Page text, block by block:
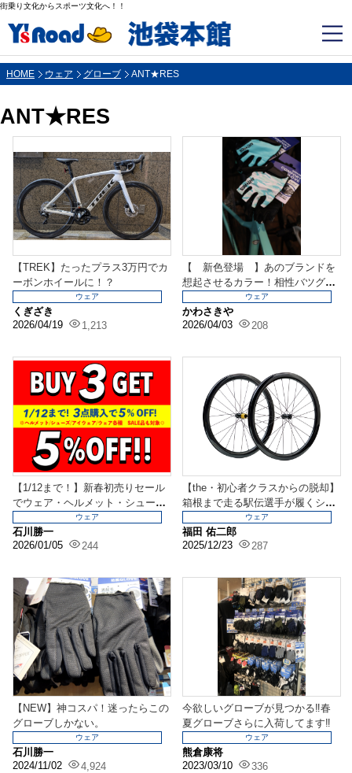
街乗り文化からスポーツ文化へ！！
HOME ウェア グローブ ANT★RES
ANT★RES
【TREK】たったプラス3万円でカ
ーボンホイールに！？
くぎざき
2026/04/19
1,213
ウェア
【 新色登場 】あのブランドを
想起させるカラー！相性バツグン
かわさきや
2026/04/03
208
ウェア
【1/12まで！】新春初売りセール
でウェア・ヘルメット・シューズ
などが超お買い得...
石川勝一
2026/01/05
244
ウェア
【the・初心者クラスからの脱却】
箱根まで走る駅伝選手が履くシュ
ーズへアップグレ...
福田 佑二郎
2025/12/23
287
ウェア
【NEW】神コスパ！迷ったらこの
グローブしかない。
石川勝一
2024/11/02
4,924
ウェア
今欲しいグローブが見つかる‼春
夏グローブさらに入荷してます‼
熊倉康将
2023/03/10
336
ウェア